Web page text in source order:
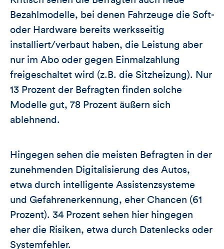
Bezahlmodelle, bei denen Fahrzeuge die Soft-
oder Hardware bereits werksseitig
installiert/verbaut haben, die Leistung aber
nur im Abo oder gegen Einmalzahlung
freigeschaltet wird (z.B. die Sitzheizung). Nur
13 Prozent der Befragten finden solche
Modelle gut, 78 Prozent äußern sich
ablehnend.
Hingegen sehen die meisten Befragten in der
zunehmenden Digitalisierung des Autos,
etwa durch intelligente Assistenzsysteme
und Gefahrenerkennung, eher Chancen (61
Prozent). 34 Prozent sehen hier hingegen
eher die Risiken, etwa durch Datenlecks oder
Systemfehler.